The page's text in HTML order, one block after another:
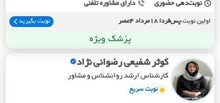
نوبت‌دهی حضوری دارای مشاوره تلفنی
اولین نوبت:پس‌فردا 18مرداد 4عصر نوبت بگیرید
پزشک ویژه
کوثر شفیعی رضوانی نژاد
کارشناس ارشد روانشناس و مشاور
نوبت سریع